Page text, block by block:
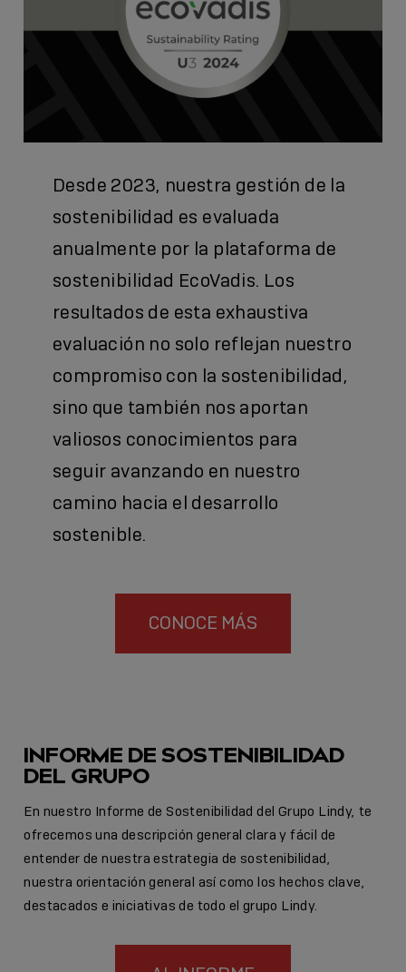
Desde 2023, nuestra gestión de la
sostenibilidad es evaluada
anualmente por la plataforma de
sostenibilidad EcoVadis. Los
resultados de esta exhaustiva
evaluación no solo reflejan nuestro
compromiso con la sostenibilidad,
sino que también nos aportan
valiosos conocimientos para
seguir avanzando en nuestro
camino hacia el desarrollo
sostenible.
CONOCE MÁS
INFORME DE SOSTENIBILIDAD
DEL GRUPO
En nuestro Informe de Sostenibilidad del Grupo Lindy, te
ofrecemos una descripción general clara y fácil de
entender de nuestra estrategia de sostenibilidad,
nuestra orientación general así como los hechos clave,
destacados e iniciativas de todo el grupo Lindy.